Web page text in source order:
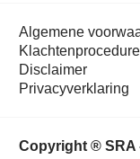
Algemene
Klachtenprocedure
Disclaimer
Privacyverklaring
Copyright ® SRA